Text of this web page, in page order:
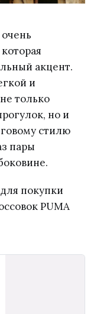
акцент.
и
только
но и
стилю
пары
покупки
PUMA